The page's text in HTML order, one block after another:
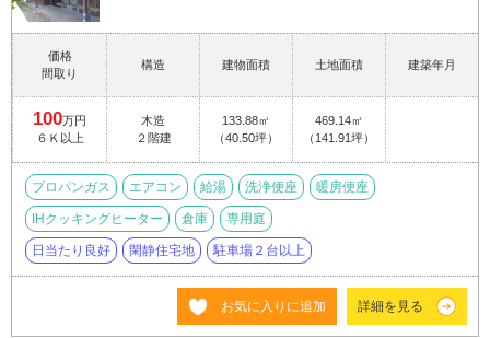
価格
間取り
構造 建物面積 土地面積 建築年月
100万円
６Ｋ以上
木造
２階建
133.88㎡
（40.50坪）
469.14㎡
（141.91坪）
プロパンガス エアコン 給湯 洗浄便座 暖房便座
IHクッキングヒーター 倉庫 専用庭
日当たり良好 閑静住宅地 駐車場２台以上
お気に入りに追加 詳細を見る